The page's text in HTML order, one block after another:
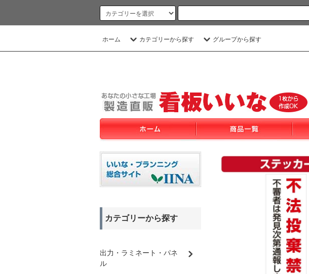
ホーム カテゴリーから探す グループから探す
カテゴリーから探す
出力・ラミネート・パネ
ル